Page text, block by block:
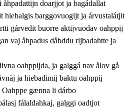
doarjjot ja bagádallat
barggovuogijt ja árvustalátjit
gárvedit buorre aktijvuodav oahppij
vaj åhpadus dåbddu rijbadahtte ja
oahppijda, ja galggá nav ålov gå
ja hiebadimij baktu oahppij
Oahppe gænna li dárbo
fálaldahkaj, galggi oadtjot